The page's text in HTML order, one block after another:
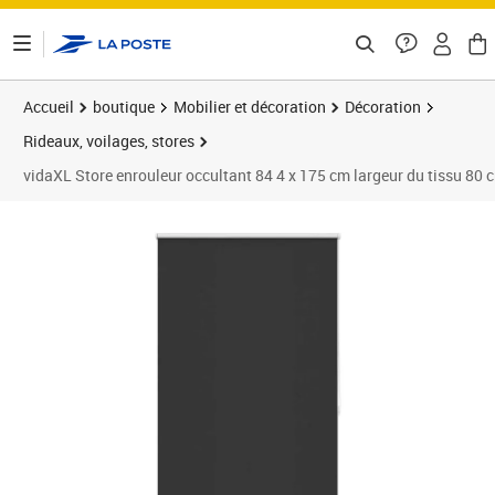
Accueil boutique Mobilier et décoration
Décoration
Rideaux, voilages, stores
vidaXL Store enrouleur occultant 84 4 x 175 cm largeur du tissu 80